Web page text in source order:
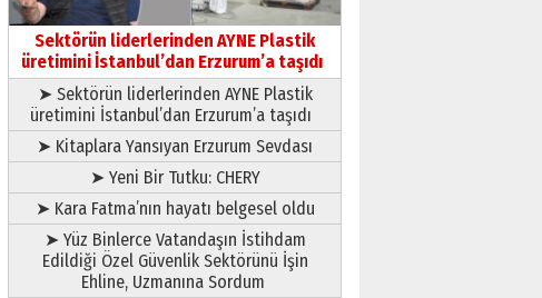
Bir fotoğraf, bir şehir, bir
gazeteci… Dizginler kimin
elinde?
31 Mart 2026 Salı
A. Berhan Yılmaz
BİR BÖLÜM DEĞİL, BİR ÖMÜR
SEÇİYORSUNUZ… “NEDEN
ATATÜRK ÜNİVERSİTESİ?”
28 Temmuz 2026 Salı
Ahmet Gökhan YAZICI
Ahmed Yesevi’den bir
Alperen… ”Reisimiz” idi…
Hakka yürüdü.!
26 Mart 2026 Perşembe
Sektörün liderlerinden AYNE Plastik
üretimini İstanbul’dan Erzurum’a taşıdı
➤ Sektörün liderlerinden AYNE Plastik
üretimini İstanbul’dan Erzurum’a taşıdı
➤ Kitaplara Yansıyan Erzurum Sevdası
➤ Yeni Bir Tutku: CHERY
➤ Kara Fatma’nın hayatı belgesel oldu
➤ Yüz Binlerce Vatandaşın İstihdam
Edildiği Özel Güvenlik Sektörünü İşin
Ehline, Uzmanına Sordum